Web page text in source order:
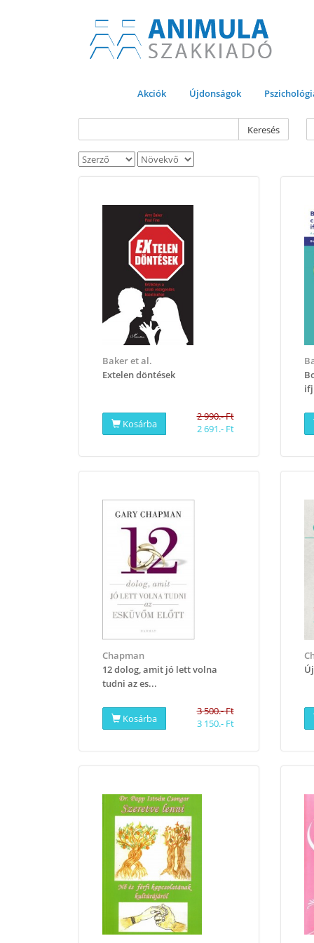
Akciók Újdonságok
Keresés
Baker et al.
Extelen döntések
Kosárba
2 990.- Ft
2 691.- Ft
Chapman
12 dolog, amit jó lett volna
tudni az es...
Kosárba
3 500.- Ft
3 150.- Ft